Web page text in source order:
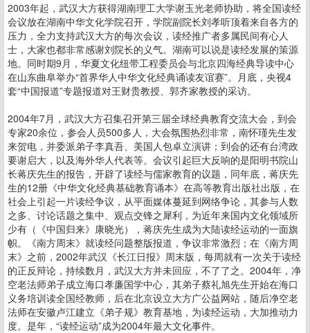
2003年起，武汉大方获得湖南理工大学谢玉光老师协助，将全国读经
会议放在湖南中华文化学院召开，学院副院长刘孝听顶着来自各方的
压力，全力支持武汉大方的每次会议，读经推广者多属民间有心人
士，大家也都非常感谢刘院长的义气。湖南可以说是读经发展的策源
地。同时期9月，华夏文化纽带工程委员会与北京四海经典导读中心
在山东曲阜举办“首界华人中华文化经典诵读友谊赛”。月底，央视4
套“中国报道”专题报道对王财贵教授、郭齐家教授的采访。
2004年7月，武汉大方召集召开第三届全球经典教育交流大会，到会
专家20余位，参会人员500多人，大会氛围热烈非常，南怀瑾先生发
来贺电，并委派弟子李真吾、美国人包卓立演讲；到会的还有台湾政
要谢启大，以及海外华人代表等。会议引起巨大反响的是阳明书院山
长蒋庆先生的报告，开辟了读经与儒家教育的议题，同年底，蒋庆先
生的12册《中华文化经典基础教育诵本》在高等教育出版社出版，在
社会上引起一片读经争议，从平面媒体蔓延到网络争论，其参与人数
之多、讨论话题之集中、观点交锋之犀利，为近年来国内文化领域所
少有（《中国归来》康晓光），蒋庆先生成为大陆读经运动的一面旗
帜。《南方周末》就读经问题整版报道，争议非常激烈；在《南方周
末》之前，2002年武汉《长江日报》周末版，每周就有一次关于读经
的正反辩论，持续数月，武汉大方并未回应，不了了之。2004年，净
空老法师弟子成立海口孝廉国学中心，其弟子蔡礼旭先生开始在海口
义务培训读全国经教师，后在北京设立大方广公益网站，随后净空老
法师在安徽卢江建立《弟子规》教育基地，为读经运动，大加推动力
度。是年，“读经运动”成为2004年最大文化事件。